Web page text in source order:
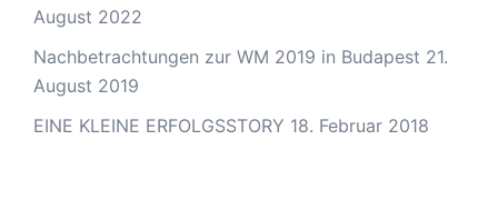
August 2022
Nachbetrachtungen zur WM 2019 in Budapest 21.
August 2019
EINE KLEINE ERFOLGSSTORY 18. Februar 2018